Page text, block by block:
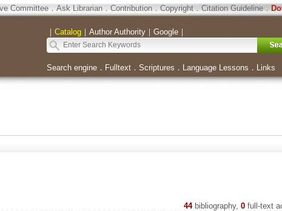
Committee．Ask Librarian．Contribution．Copyright．Citation Guideline．
｜ Catalog｜ Author Authority｜ Google｜
Search engine． Fulltext． Scriptures ． Language Lessons ． Links
44 bibliography, 0full-text